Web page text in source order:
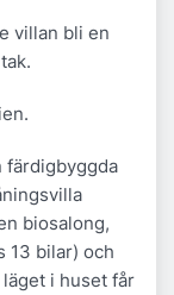
villan bli en
färdigbyggda
biosalong,
13 bilar) och
i huset får